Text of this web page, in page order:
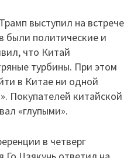
выступил на встрече
были политические и
что Китай
турбины. При этом
в Китае ни одной
Покупателей китайской
«глупыми».
в четверг